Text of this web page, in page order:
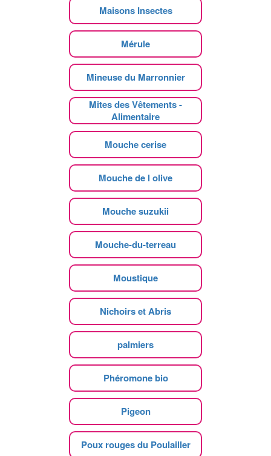
Maisons Insectes
Mérule
Mineuse du Marronnier
Mites des Vêtements -
Alimentaire
Mouche cerise
Mouche de l olive
Mouche suzukii
Mouche-du-terreau
Moustique
Nichoirs et Abris
palmiers
Phéromone bio
Pigeon
Poux rouges du Poulailler